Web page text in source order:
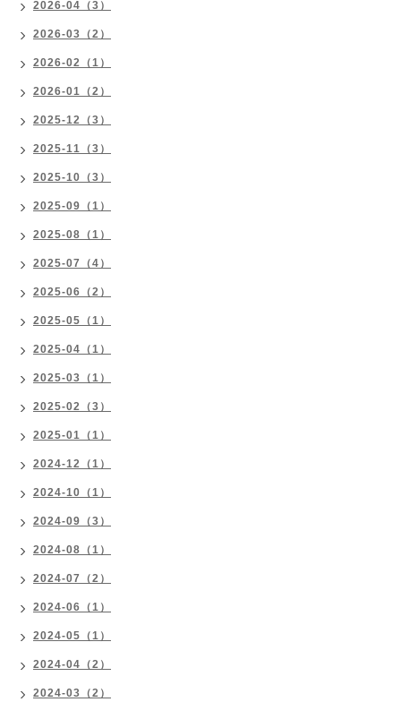
2026-04（3）
2026-03（2）
2026-02（1）
2026-01（2）
2025-12（3）
2025-11（3）
2025-10（3）
2025-09（1）
2025-08（1）
2025-07（4）
2025-06（2）
2025-05（1）
2025-04（1）
2025-03（1）
2025-02（3）
2025-01（1）
2024-12（1）
2024-10（1）
2024-09（3）
2024-08（1）
2024-07（2）
2024-06（1）
2024-05（1）
2024-04（2）
2024-03（2）